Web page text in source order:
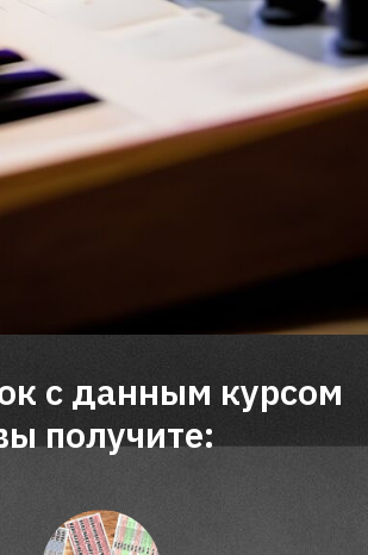
с данным курсом
получите: